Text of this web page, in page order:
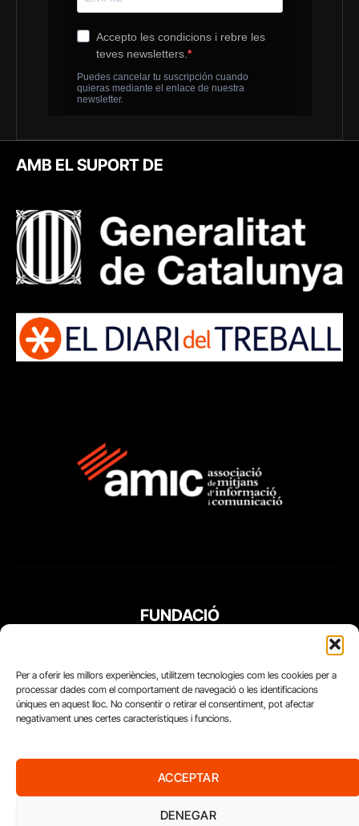
Per a oferir les millors experiències, utilitzem tecnologies com les cookies per a
processar dades com el comportament de navegació o les identificacions
úniques en aquest lloc. No consentir o retirar el consentiment, pot afectar
negativament unes certes característiques i funcions.
ACCEPTAR
DENEGAR
AMB EL SUPORT DE
FUNDACIÓ